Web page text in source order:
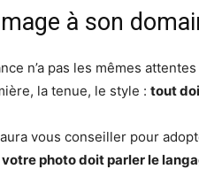
à son
n’a pas les mêmes
la tenue, le style : tout
vous conseiller pour
votre photo doit parler le